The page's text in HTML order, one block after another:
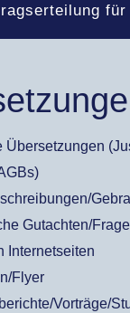
Übersetzungen
Gutachten/
Internetseiten
Flyer
Vorträge/